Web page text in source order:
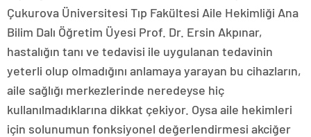
Çukurova Üniversitesi Tıp Fakültesi Aile Hekimliği Ana
Bilim Dalı Öğretim Üyesi Prof. Dr. Ersin Akpınar,
hastalığın tanı ve tedavisi ile uygulanan tedavinin
yeterli olup olmadığını anlamaya yarayan bu cihazların,
aile sağlığı merkezlerinde neredeyse hiç
kullanılmadıklarına dikkat çekiyor. Oysa aile hekimleri
için solunumun fonksiyonel değerlendirmesi akciğer